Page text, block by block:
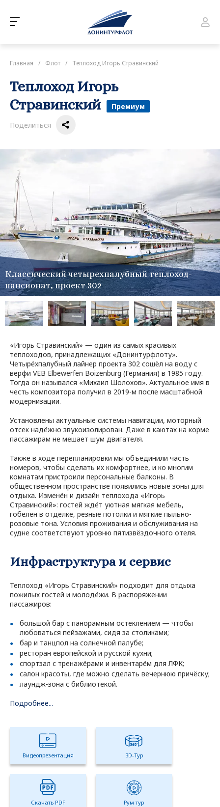
Главная / Флот / Теплоход Игорь Стравинский
Теплоход Игорь
Стравинский
Премиум
Поделиться
Классический четырехпалубный теплоход-
пансионат, проект 302
«Игорь Стравинский» — один из самых красивых
теплоходов, принадлежащих «Донинтурфлоту».
Четырёхпалубный лайнер проекта 302 сошёл на воду с
верфи VEB Elbewerfen Boizenburg (Германия) в 1985 году.
Тогда он назывался «Михаил Шолохов». Актуальное имя в
честь композитора получил в 2019-м после масштабной
модернизации.
Установлены актуальные системы навигации, моторный
отсек надёжно звукоизолирован. Даже в каютах на корме
пассажирам не мешает шум двигателя.
Также в ходе перепланировки мы объединили часть
номеров, чтобы сделать их комфортнее, и ко многим
комнатам пристроили персональные балконы. В
общественном пространстве появились новые зоны для
отдыха. Изменён и дизайн теплохода «Игорь
Стравинский»: гостей ждёт уютная мягкая мебель,
гобелен в отделке, резные потолки и мягкие пыльно-
розовые тона. Условия проживания и обслуживания на
судне соответствуют уровню пятизвёздочного отеля.
Инфраструктура и сервис
Теплоход «Игорь Стравинский» подходит для отдыха
пожилых гостей и молодёжи. В распоряжении
пассажиров:
большой бар с панорамным остеклением — чтобы
любоваться пейзажами, сидя за столиками;
бар и танцпол на солнечной палубе;
ресторан европейской и русской кухни;
спортзал с тренажёрами и инвентарём для ЛФК;
салон красоты, где можно сделать вечернюю причёску;
лаундж-зона с библиотекой.
Подробнее...
Видеопрезентация 3D-Тур
Скачать PDF Рум тур